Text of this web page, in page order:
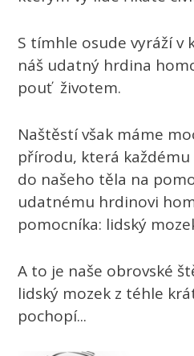
S tímhle osude vyráží v
náš udatný hrdina
pouť životem.
Naštěstí však máme
přírodu, která každému
do našeho těla na
udatnému hrdinovi
pomocníka: lidský
A to je naše obrovské
lidský mozek z téhle
pochopí...